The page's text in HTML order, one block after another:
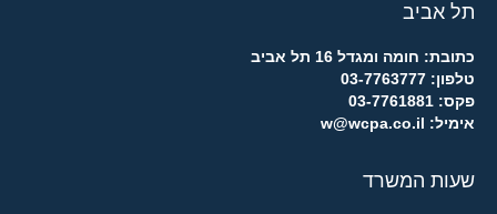
תל אביב
כתובת: חומה ומגדל 16 תל אביב
טלפון: 03-7763777
פקס: 03-7761881
אימיל: w@wcpa.co.il
שעות המשרד